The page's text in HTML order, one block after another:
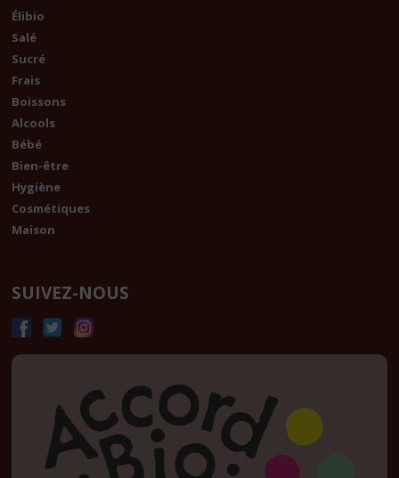
Élibio
Salé
Sucré
Frais
Boissons
Alcools
Bébé
Bien-être
Hygiène
Cosmétiques
Maison
SUIVEZ-NOUS